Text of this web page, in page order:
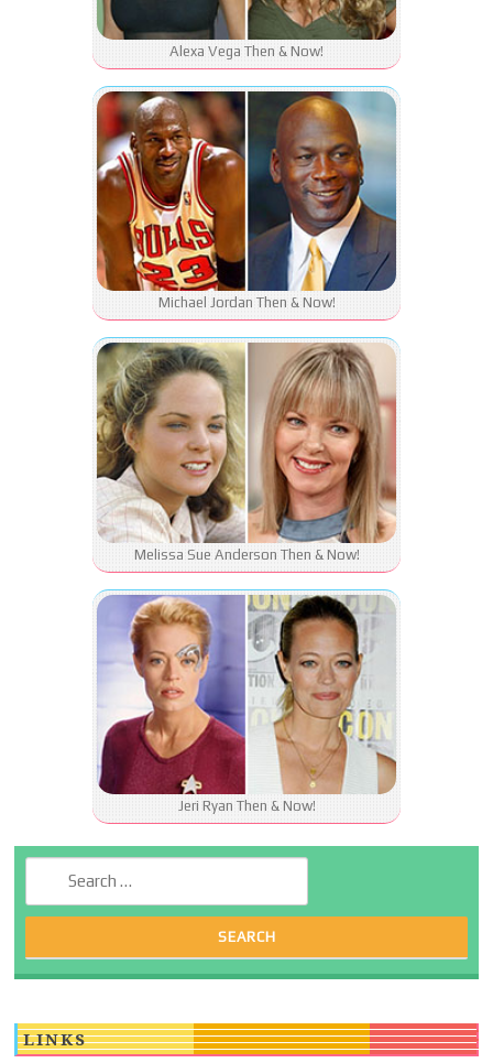
Alexa Vega Then & Now!
Michael Jordan Then & Now!
Melissa Sue Anderson Then & Now!
Jeri Ryan Then & Now!
LINKS